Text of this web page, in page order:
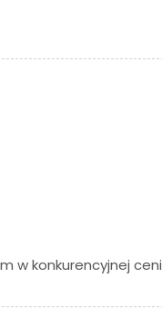
w konkurencyjnej